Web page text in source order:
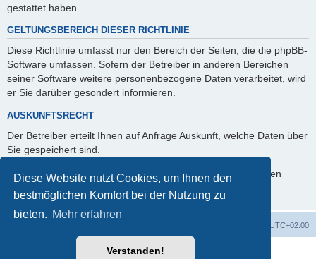
Diese Website nutzt Cookies, um Ihnen den
bestmöglichen Komfort bei der Nutzung zu
bieten. Mehr erfahren
Verstanden!
gestattet haben.
GELTUNGSBEREICH DIESER RICHTLINIE
Diese Richtlinie umfasst nur den Bereich der Seiten, die die phpBB-
Software umfassen. Sofern der Betreiber in anderen Bereichen
seiner Software weitere personenbezogene Daten verarbeitet, wird
er Sie darüber gesondert informieren.
AUSKUNFTSRECHT
Der Betreiber erteilt Ihnen auf Anfrage Auskunft, welche Daten über
Sie gespeichert sind.
Sie können jederzeit die Löschung bzw. Sperrung Ihrer Daten
verlangen. Kontaktieren Sie hierzu bitte den Betreiber.
UTC+02:00
Powered byphpBB® Forum Software © phpBB Limited